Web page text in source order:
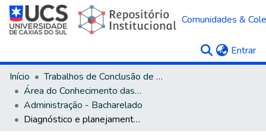
Comunidades &
Entrar
Início
Trabalhos de Conclusão de Curso
Área do Conhecimento das Ciências Sociais Aplicadas
Administração - Bacharelado
Diagnóstico e planejamento estratégico de uma empresa do agronegócio de Antônio Prado - RS